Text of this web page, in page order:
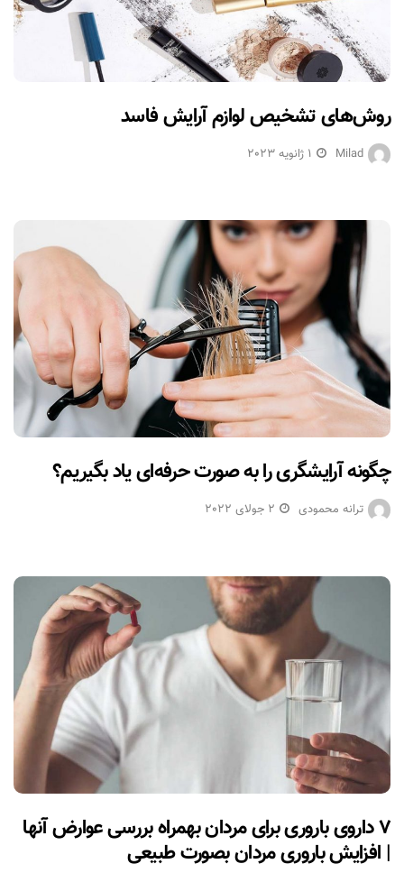
روش‌های تشخیص لوازم آرایش فاسد
Milad 1 ژانویه 2023
چگونه آرایشگری را به صورت حرفه‌ای یاد بگیریم؟
ترانه محمودی 2 جولای 2022
۷ داروی باروری برای مردان بهمراه بررسی عوارض آنها
| افزایش باروری مردان بصورت طبیعی